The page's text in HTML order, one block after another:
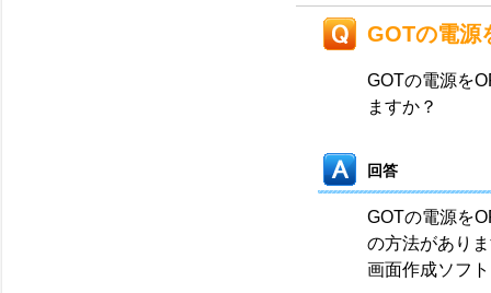
GOTの電源
GOTの電源を
ますか？
回答
GOTの電源を
の方法があり
画面作成ソフ